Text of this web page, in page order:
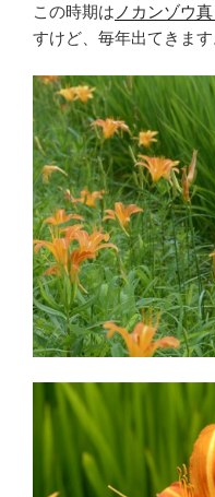
この時期は ノカンゾウ
すけど、毎年出てきます